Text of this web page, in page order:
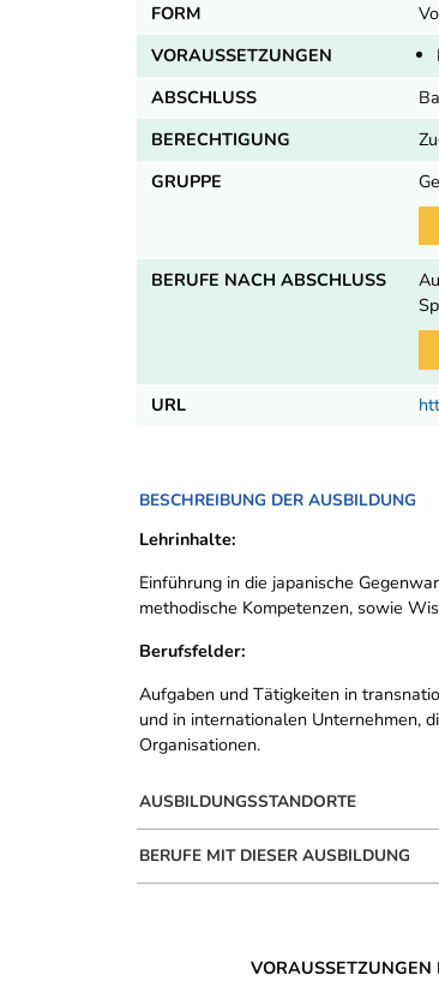
FORM
VORAUSSETZUNGEN
ABSCHLUSS
BERECHTIGUNG
GRUPPE
BERUFE NACH ABSCHLUSS
URL
BESCHREIBUNG DER AUSBILDUNG
Lehrinhalte:
Einführung in die japanische
methodische Kompetenzen, sowie
Berufsfelder:
Aufgaben und Tätigkeiten in
und in internationalen Unternehmen,
Organisationen.
AUSBILDUNGSSTANDORTE
BERUFE MIT DIESER AUSBILDUNG